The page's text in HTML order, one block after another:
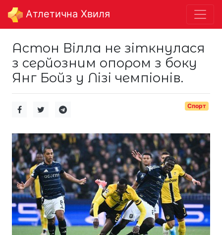
Aтлетична Хвиля
Астон Вілла не зіткнулася
з серйозним опором з боку
Янг Бойз у Лізі чемпіонів.
Спорт